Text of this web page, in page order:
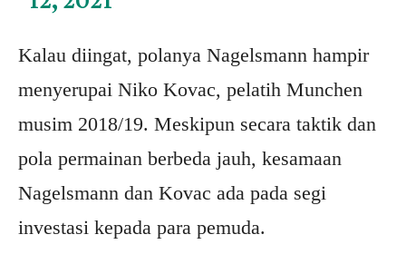
Kalau diingat, polanya Nagelsmann hampir
menyerupai Niko Kovac, pelatih Munchen
musim 2018/19. Meskipun secara taktik dan
pola permainan berbeda jauh, kesamaan
Nagelsmann dan Kovac ada pada segi
investasi kepada para pemuda.